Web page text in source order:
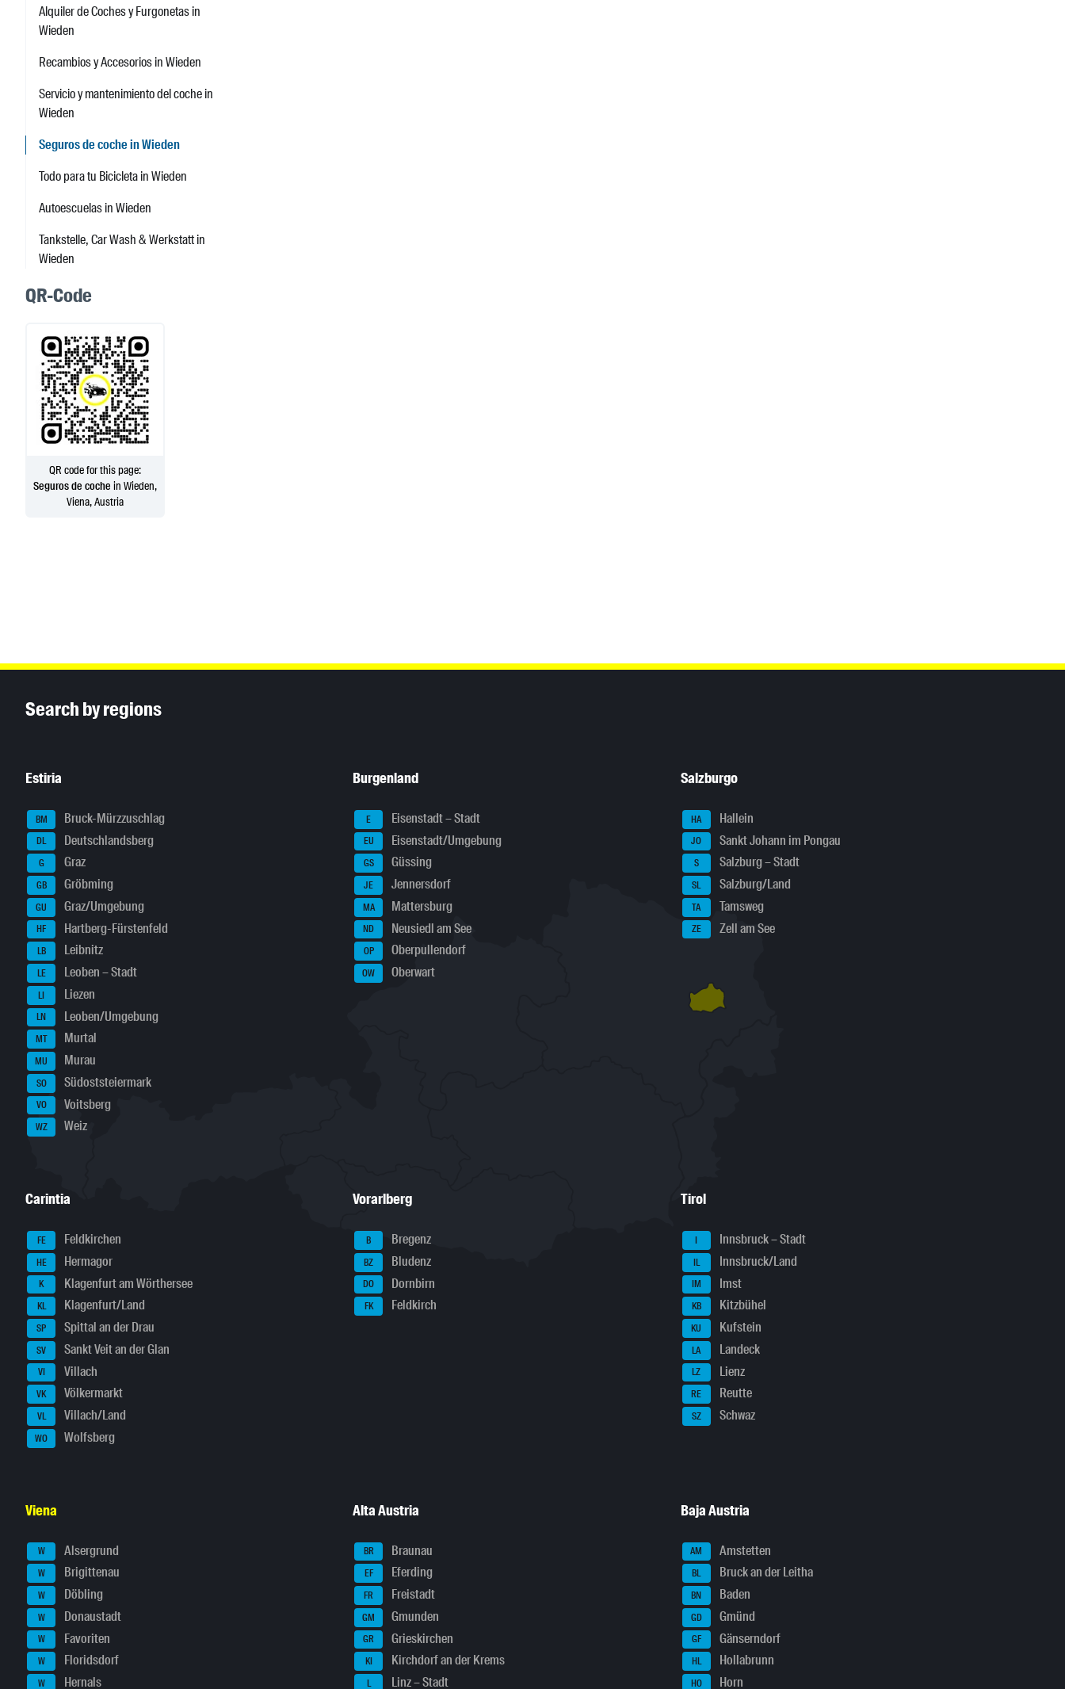
Alquiler de Coches y Furgonetas in
Wieden
Recambios y Accesorios in Wieden
Servicio y mantenimiento del coche in
Wieden
Seguros de coche in Wieden
Todo para tu Bicicleta in Wieden
Autoescuelas in Wieden
Tankstelle, Car Wash & Werkstatt in
Wieden
QR-Code
QR code for this page:
Seguros de coche in Wieden,
Viena, Austria
Search by regions
Estiria
BM Bruck-Mürzzuschlag
DL Deutschlandsberg
G Graz
GB Gröbming
GU Graz/Umgebung
HF Hartberg-Fürstenfeld
LB Leibnitz
LE Leoben – Stadt
LI Liezen
LN Leoben/Umgebung
MT Murtal
MU Murau
SO Südoststeiermark
VO Voitsberg
WZ Weiz
Burgenland
E Eisenstadt – Stadt
EU Eisenstadt/Umgebung
GS Güssing
JE Jennersdorf
MA Mattersburg
ND Neusiedl am See
OP Oberpullendorf
OW Oberwart
Salzburgo
HA Hallein
JO Sankt Johann im Pongau
S Salzburg – Stadt
SL Salzburg/Land
TA Tamsweg
ZE Zell am See
Carintia
FE Feldkirchen
HE Hermagor
K Klagenfurt am Wörthersee
KL Klagenfurt/Land
SP Spittal an der Drau
SV Sankt Veit an der Glan
VI Villach
VK Völkermarkt
VL Villach/Land
WO Wolfsberg
Vorarlberg
B Bregenz
BZ Bludenz
DO Dornbirn
FK Feldkirch
Tirol
I Innsbruck – Stadt
IL Innsbruck/Land
IM Imst
KB Kitzbühel
KU Kufstein
LA Landeck
LZ Lienz
RE Reutte
SZ Schwaz
Viena
W Alsergrund
W Brigittenau
W Döbling
W Donaustadt
W Favoriten
W Floridsdorf
W Hernals
Alta Austria
BR Braunau
EF Eferding
FR Freistadt
GM Gmunden
GR Grieskirchen
KI Kirchdorf an der Krems
L Linz – Stadt
Baja Austria
AM Amstetten
BL Bruck an der Leitha
BN Baden
GD Gmünd
GF Gänserndorf
HL Hollabrunn
HO Horn